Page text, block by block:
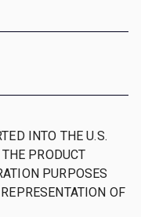
INTO THE U.S.
PRODUCT
PURPOSES
OF